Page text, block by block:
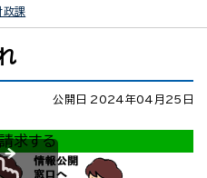
政課
公開日 2024年04月25日
求する